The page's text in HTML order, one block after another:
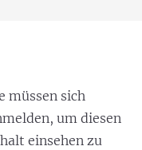
müssen sich
um diesen
einsehen zu